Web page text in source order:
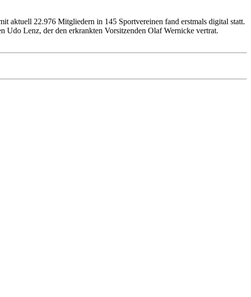
aktuell 22.976 Mitgliedern in 145 Sportvereinen fand erstmals digital statt.
Udo Lenz, der den erkrankten Vorsitzenden Olaf Wernicke vertrat.